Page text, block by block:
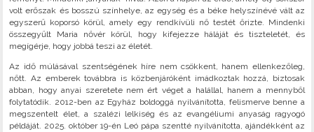
volt erőszak és bosszú színhelye, az egység és a béke helyszínévé vált az
egyszerű koporsó körül, amely egy rendkívüli nő testét őrizte. Mindenki
összegyűlt Maria nővér körül, hogy kifejezze háláját és tiszteletét, és
megígérje, hogy jobbá teszi az életét.
Az idő múlásával szentségének híre nem csökkent, hanem ellenkezőleg,
nőtt. Az emberek továbbra is közbenjáróként imádkoztak hozzá, biztosak
abban, hogy anyai szeretete nem ért véget a halállal, hanem a mennyből
folytatódik. 2012-ben az Egyház boldoggá nyilvánította, felismerve benne a
megszentelt élet, a szalézi lelkiség és az evangéliumi anyaság ragyogó
példáját. 2025. október 19-én Leó pápa szentté nyilvánította, ajándékként az